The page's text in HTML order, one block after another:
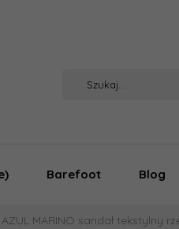
Barefoot Blog
MARINO sandał tekstylny